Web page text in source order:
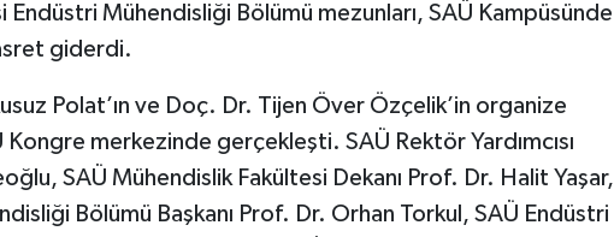
Endüstri Mühendisliği Bölümü mezunları, SAÜ Kampüsünde
giderdi.
Polat’ın ve Doç. Dr. Tijen Över Özçelik’in organize
merkezinde gerçekleşti. SAÜ Rektör Yardımcısı
SAÜ Mühendislik Fakültesi Dekanı Prof. Dr. Halit Yaşar,
Bölümü Başkanı Prof. Dr. Orhan Torkul, SAÜ Endüstri